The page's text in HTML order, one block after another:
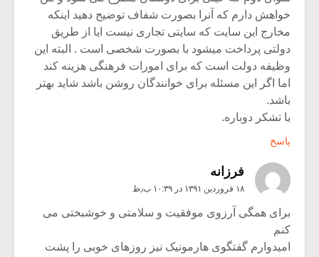
خواهش دارم که آنرا بصورت شفاف توضیح دهید اینکه
مخارج این سایت که سایتی تجاری نیست ایا از طریق
دولتی پرداخت میشود با بصورت شخصی است . البته این
وظیفه دولت است که برای امورات فرهنگی هزینه کند
اما اگر این مسئله برای خوانندگان روشن باشد شاید بهتر
باشد.
با تشکر دوباره.
پاسخ
فرزانه
۱۸ فروردین ۱۳۹۱ در ۱۰:۳۹ ب٫ظ
برای همگی آرزوی موفقیت و سلامتی و خوشبختی می
کنم
امیدوارم گفتگوی هارمونیک نیز روزهای خوبی را پشت